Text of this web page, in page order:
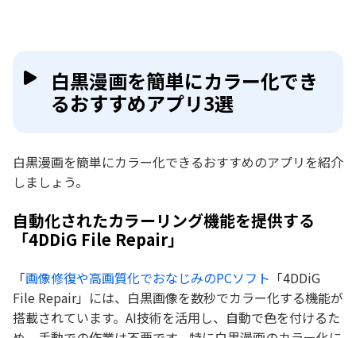
白黒漫画を簡単にカラー化でき
るおすすめアプリ3選
白黒漫画を簡単にカラー化できるおすすめのアプリを紹介
しましょう。
自動化されたカラーリング機能を提供する
「4DDiG File Repair」
「画像修復や高画質化でおなじみのPCソフト 「4DDiG
File Repair」には、白黒画像を数秒でカラー化する機能が
搭載されています。AI技術を活用し、自動で色を付けるた